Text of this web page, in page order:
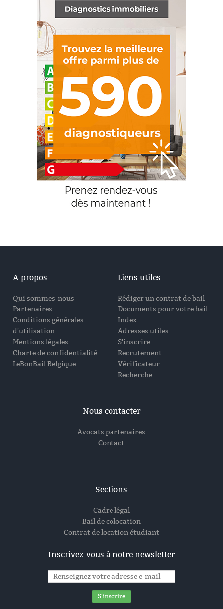
A propos
Qui sommes-nous
Partenaires
Conditions générales
d'utilisation
Mentions légales
Charte de confidentialité
LeBonBail Belgique
Liens utiles
Rédiger un contrat de bail
Documents pour votre bail
Index
Adresses utiles
S'inscrire
Recrutement
Vérificateur
Recherche
Nous contacter
Avocats partenaires
Contact
Sections
Cadre légal
Bail de colocation
Contrat de location étudiant
Inscrivez-vous à notre newsletter